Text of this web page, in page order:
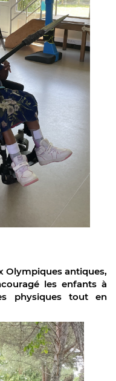
Olympiques antiques,
les enfants à
physiques tout en